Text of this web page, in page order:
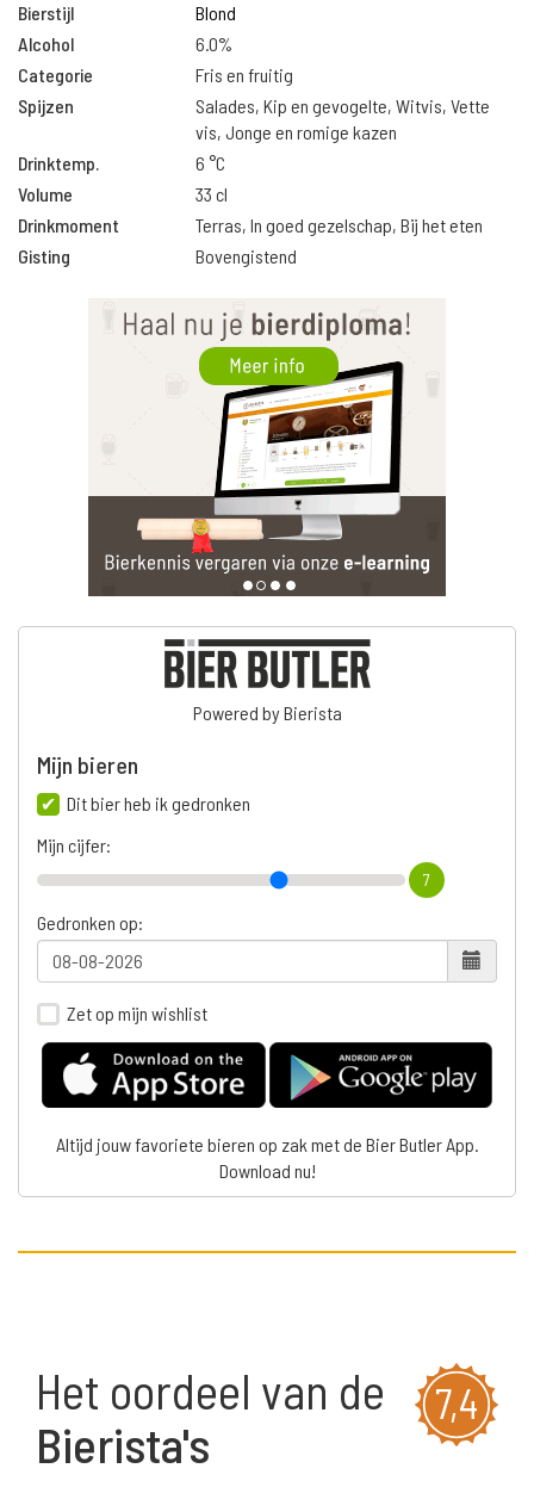
Bierstijl
Blond
Alcohol
6.0%
Categorie
Fris en fruitig
Spijzen
Salades, Kip en gevogelte, Witvis, Vette
vis, Jonge en romige kazen
Drinktemp.
6 °C
Volume
33 cl
Drinkmoment
Terras, In goed gezelschap, Bij het eten
Gisting
Bovengistend
Powered by Bierista
Mijn bieren
Dit bier heb ik gedronken
Mijn cijfer:
7
Gedronken op:
Zet op mijn wishlist
Altijd jouw favoriete bieren op zak met de Bier Butler App.
Download nu!
7,4
Het oordeel van de
Bierista's